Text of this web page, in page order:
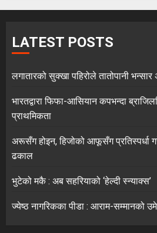
LATEST POSTS
लगातारको सुक्खा पहिरोले तातोपानी भन्सार
भारतद्वारा फिफा-आसियान कपभन्दा
प्राथमिकता
अरूसँग होइन, हिजोको आफूसँग प्रतिस्पर्धा
ढकाल
भुटेको मकै : अब सहरियाको ‘हेल्दी स्न्याक्स’
ज्येष्ठ नागरिकका पीडा : आराम-सम्मानको